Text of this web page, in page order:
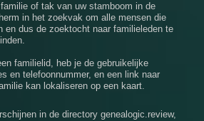
of tak van uw stamboom in de
in het zoekvak om alle mensen die
en dus de zoektocht naar familieleden te
familielid, heb je de gebruikelijke
en telefoonnummer, en een link naar
kan lokaliseren op een kaart.
in de directory genealogic.review,